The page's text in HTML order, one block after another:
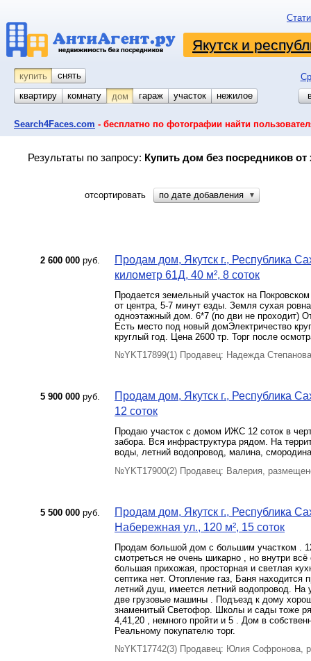
Якутск и
купить снять
квартиру
комнату койко-место
дом гараж участок нежилое
Search4Faces.com - бесплатно по фотографии найти
Результаты по запросу: Купить дом без посредников от
отсортировать по дате добавления ▼
2 600 000 руб.
Продам дом, Якутск г., Республика
километр 61Д, 40 м², 8 соток
Продается земельный участок на
от центра, 5-7 минут езды. Земля сухая
одноэтажный дом. 6*7 (по дви не проходит)
Есть место под новый домЭлектричество
круглый год. Цена 2600 тр. Торг после
№YKT17899(1) Продавец: Надежда
5 900 000 руб.
Продам дом, Якутск г., Республика
12 соток
Продаю участок с домом ИЖС 12 соток в
забора. Вся инфраструктура рядом. На
воды, летний водопровод, малина,
№YKT17900(2) Продавец: Валерия,
5 500 000 руб.
Продам дом, Якутск г., Республика
Набережная ул., 120 м², 15 соток
Продам большой дом с большим участком .
смотреться не очень шикарно , но внутри
большая прихожая, просторная и светлая
септика нет. Отопление газ, Баня
летний душ, имеется летний водопровод. На
две грузовые машины . Подъезд к дому
знаменитый Светофор. Школы и сады тоже
4,41,20 , немного пройти и 5 . Дом в
Реальному покупателю торг.
№YKT17742(3) Продавец: Юлия Софронова,